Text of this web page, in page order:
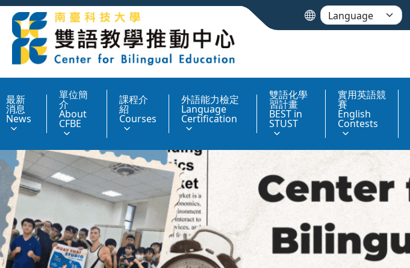
最新
消息
News
單位簡
介
About
CFBE
課程介
紹
Courses
外語能力檢定
Language
Certification
雙語化學
習計畫
BEST in
STUST
實用英語競
賽
English
Contests